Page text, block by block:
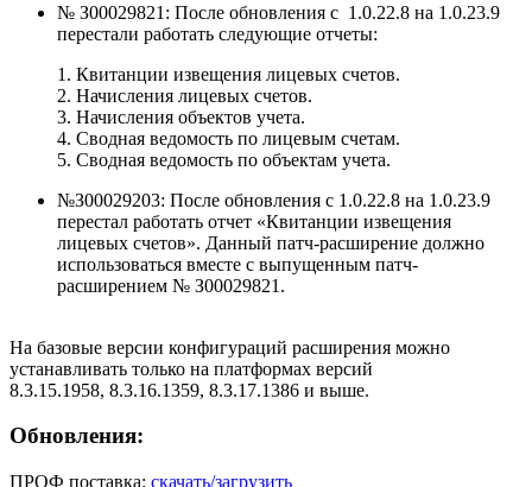
№ З00029821: После обновления с 1.0.22.8 на 1.0.23.9
перестали работать следующие отчеты:
1. Квитанции извещения лицевых счетов.
2. Начисления лицевых счетов.
3. Начисления объектов учета.
4. Сводная ведомость по лицевым счетам.
5. Сводная ведомость по объектам учета.
№З00029203: После обновления с 1.0.22.8 на 1.0.23.9
перестал работать отчет «Квитанции извещения
лицевых счетов». Данный патч-расширение должно
использоваться вместе с выпущенным патч-
расширением № З00029821.
На базовые версии конфигураций расширения можно
устанавливать только на платформах версий
8.3.15.1958, 8.3.16.1359, 8.3.17.1386 и выше.
Обновления:
ПРОФ поставка: скачать/загрузить